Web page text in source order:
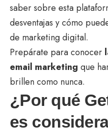
saber sobre esta
desventajas y cómo
de marketing digital.
Prepárate para conocer
email marketing que
brillen como nunca.
¿Por qué
es